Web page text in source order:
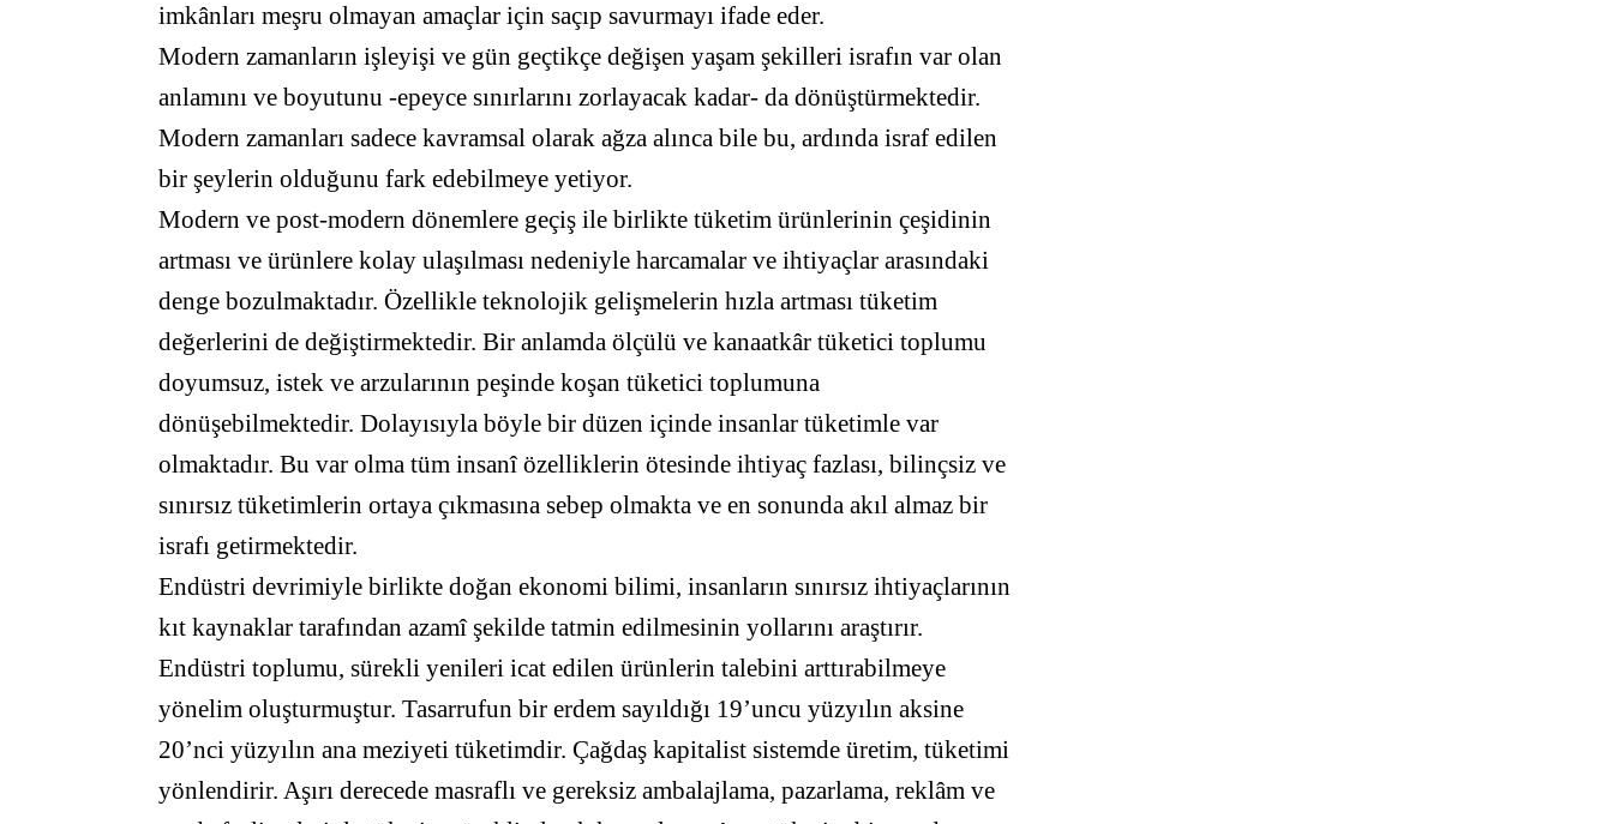
imkânları meşru olmayan amaçlar için saçıp savurmayı ifade eder.
Modern zamanların işleyişi ve gün geçtikçe değişen yaşam şekilleri israfın var olan
anlamını ve boyutunu -epeyce sınırlarını zorlayacak kadar- da dönüştürmektedir.
Modern zamanları sadece kavramsal olarak ağza alınca bile bu, ardında israf edilen
bir şeylerin olduğunu fark edebilmeye yetiyor.
Modern ve post-modern dönemlere geçiş ile birlikte tüketim ürünlerinin çeşidinin
artması ve ürünlere kolay ulaşılması nedeniyle harcamalar ve ihtiyaçlar arasındaki
denge bozulmaktadır. Özellikle teknolojik gelişmelerin hızla artması tüketim
değerlerini de değiştirmektedir. Bir anlamda ölçülü ve kanaatkâr tüketici toplumu
doyumsuz, istek ve arzularının peşinde koşan tüketici toplumuna
dönüşebilmektedir. Dolayısıyla böyle bir düzen içinde insanlar tüketimle var
olmaktadır. Bu var olma tüm insanî özelliklerin ötesinde ihtiyaç fazlası, bilinçsiz ve
sınırsız tüketimlerin ortaya çıkmasına sebep olmakta ve en sonunda akıl almaz bir
israfı getirmektedir.
Endüstri devrimiyle birlikte doğan ekonomi bilimi, insanların sınırsız ihtiyaçlarının
kıt kaynaklar tarafından azamî şekilde tatmin edilmesinin yollarını araştırır.
Endüstri toplumu, sürekli yenileri icat edilen ürünlerin talebini arttırabilmeye
yönelim oluşturmuştur. Tasarrufun bir erdem sayıldığı 19’uncu yüzyılın aksine
20’nci yüzyılın ana meziyeti tüketimdir. Çağdaş kapitalist sistemde üretim, tüketimi
yönlendirir. Aşırı derecede masraflı ve gereksiz ambalajlama, pazarlama, reklâm ve